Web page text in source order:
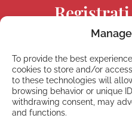
To provide the best
cookies to store and/or
to these technologies will
browsing behavior or unique
withdrawing consent, may
and functions.